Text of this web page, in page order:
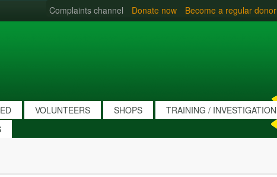
Complaints channel Donate now Become a regular donor
VOLUNTEERS SHOPS TRAINING / INVESTIGATION